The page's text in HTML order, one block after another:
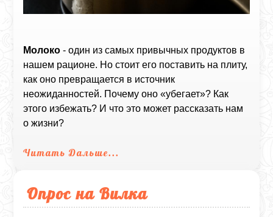
Молоко - один из самых привычных продуктов в
нашем рационе. Но стоит его поставить на плиту,
как оно превращается в источник
неожиданностей. Почему оно «убегает»? Как
этого избежать? И что это может рассказать нам
о жизни?
Читать Дальше...
Опрос на Вилка